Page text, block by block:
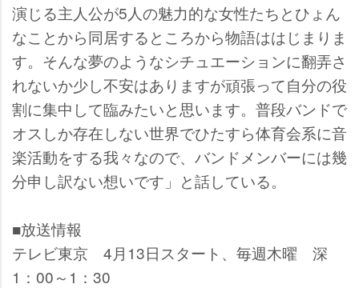
演じる主人公が5人の魅力的な女性たちとひょん
なことから同居するところから物語ははじまりま
す。そんな夢のようなシチュエーションに翻弄さ
れないか少し不安はありますが頑張って自分の役
割に集中して臨みたいと思います。普段バンドで
オスしか存在しない世界でひたすら体育会系に音
楽活動をする我々なので、バンドメンバーには幾
分申し訳ない想いです」と話している。
■放送情報
テレビ東京 4月13日スタート、毎週木曜 深
1：00～1：30